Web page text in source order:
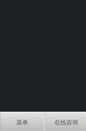
菜单 在线咨询